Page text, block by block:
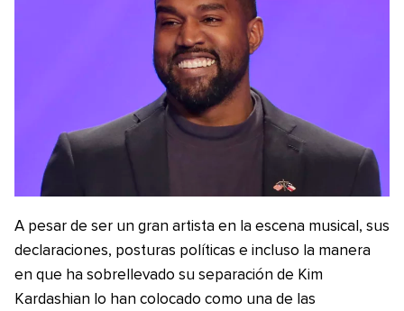
A pesar de ser un gran artista en la escena musical, sus
declaraciones, posturas políticas e incluso la manera
en que ha sobrellevado su separación de Kim
Kardashian lo han colocado como una de las